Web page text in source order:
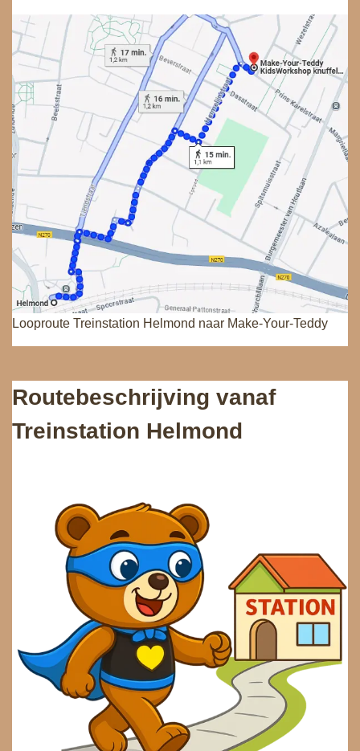
Looproute Treinstation Helmond naar Make-Your-Teddy
Routebeschrijving vanaf
Treinstation Helmond